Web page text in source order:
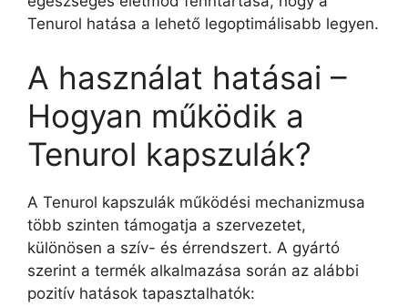
Tenurol hatása a lehető legoptimálisabb legyen.
A használat hatásai –
Hogyan működik a
Tenurol kapszulák?
A Tenurol kapszulák működési mechanizmusa
több szinten támogatja a szervezetet,
különösen a szív- és érrendszert. A gyártó
szerint a termék alkalmazása során az alábbi
pozitív hatások tapasztalhatók: